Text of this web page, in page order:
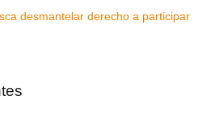
desmantelar derecho a participar